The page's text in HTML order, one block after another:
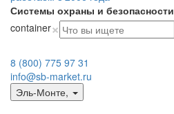
Системы охраны и безопасности
container×
8 (800) 775 97 31
info@sb-market.ru
Эль-Монте,